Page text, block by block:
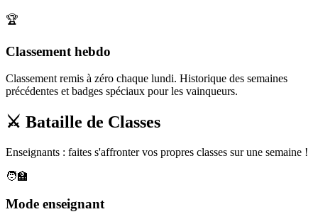
🏆
Classement hebdo
Classement remis à zéro chaque lundi. Historique des semaines
précédentes et badges spéciaux pour les vainqueurs.
⚔️ Bataille de Classes
Enseignants : faites s'affronter vos propres classes sur une semaine !
🧑‍🏫
Mode enseignant